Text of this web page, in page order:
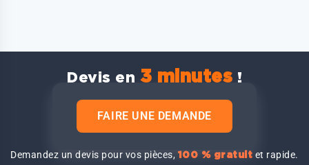
Devis en 3 minutes !
FAIRE UNE DEMANDE
Demandez un devis pour vos pièces,100 % gratuit et rapide.